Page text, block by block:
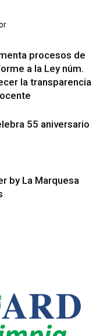
procesos de
a la Ley núm.
la transparencia
55 aniversario
by La Marquesa